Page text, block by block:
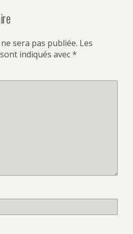
sera pas publiée. Les
indiqués avec*